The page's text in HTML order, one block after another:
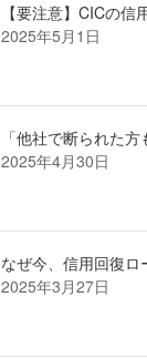
【要注意】CICの
2025年5月1日
「他社で断られた
2025年4月30日
なぜ今、信用回復ロ
2025年3月27日